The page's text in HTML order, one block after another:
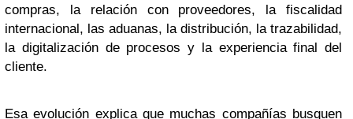
compras, la relación con proveedores, la fiscalidad
internacional, las aduanas, la distribución, la trazabilidad,
la digitalización de procesos y la experiencia final del
cliente.
Esa evolución explica que muchas compañías busquen